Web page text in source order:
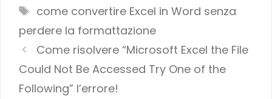
Tags
come convertire Excel in Word senza
perdere la formattazione
Come risolvere “Microsoft Excel the File
Could Not Be Accessed Try One of the
Following” l’errore!